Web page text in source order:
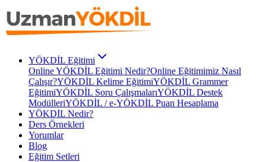
YÖKDİL Eğitimi
Online YÖKDİL Eğitimi Nedir?Online Eğitimimiz Nasıl
Çalışır?YÖKDİL Kelime EğitimiYÖKDİL Grammer
EğitimiYÖKDİL Soru ÇalışmalarıYÖKDİL Destek
ModülleriYÖKDİL / e-YÖKDİL Puan Hesaplama
YÖKDİL Nedir?
Ders Örnekleri
Yorumlar
Blog
Eğitim Setleri